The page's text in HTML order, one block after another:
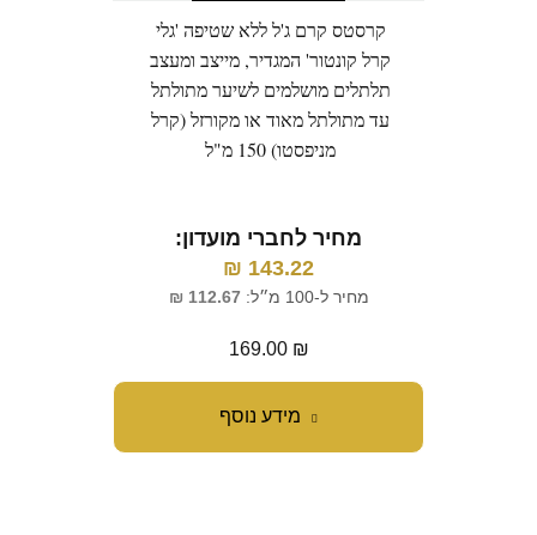
מידע נוסף
קרסטס קרם ג'ל ללא שטיפה 'גלי
קרל קונטור' המגדיר, מייצב ומעצב
תלתלים מושלמים לשיער מתולתל
עד מתולתל מאוד או מקורזל (קרל
מניפסטו) 150 מ"ל
מחיר לחברי מועדון:
143.22
₪
מחיר ל-100 מ״ל: 112.67
₪
169.00 ₪